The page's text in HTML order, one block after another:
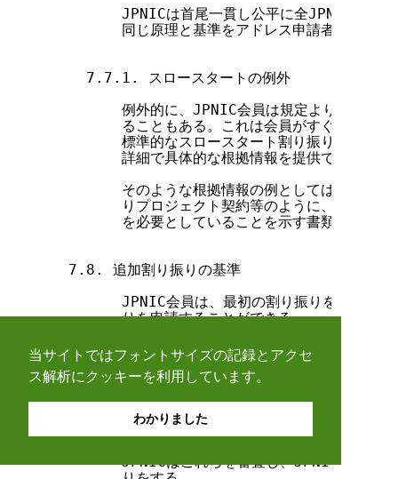
当サイトではフォントサイズの記録とアクセ
ス解析にクッキーを利用しています。
わかりました